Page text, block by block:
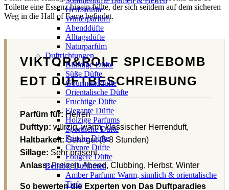
Herbstdüfte
Winterparfum
Abenddüfte
Alltagsdüfte
Naturparfüm
Duftrichtungen
Blumige Düfte
Süße Düfte
Gourmanddüfte
Orientalische Düfte
Fruchtige Düfte
Elegante Düfte
Holzige Parfums
Sportliche Düfte
Frische Düfte
Chypre Düfte
Fougere Düfte
Beliebte Duftnoten
Amber Parfum: Warm, sinnlich & orientalische
Tiefe
Toilette eine Essenz hinein füllte, der sich seitdem auf dem sicheren
Weg in die Hall of Fame befindet.
VIKTOR&ROLF SPICEBOMB
EDT DUFTBESCHREIBUNG
Parfüm für: Herren
Dufttyp: würzig, warm, klassischer Herrenduft,
Haltbarkeit:Sehr gut (6-8 Stunden)
Sillage: Sehr präsent
Anlass:Freizeit, Abend, Clubbing, Herbst, Winter
So bewerten die Experten von Das Duftparadies